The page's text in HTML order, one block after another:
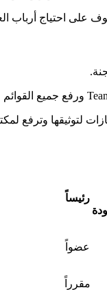
على احتياج أرباب
لتوثيقها وترفع
رئيساً
عضواً
مقرراً